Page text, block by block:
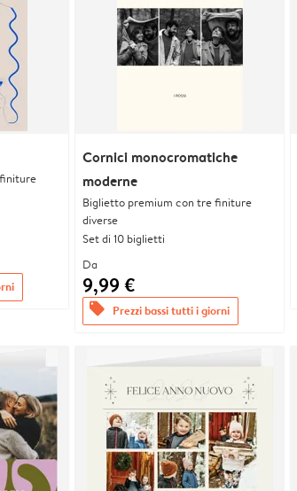
Cornici monocromatiche
moderne
Biglietto premium con tre finiture
diverse
Set di 10 biglietti
Da
9,99 €
offers Prezzi bassi tutti i giorni